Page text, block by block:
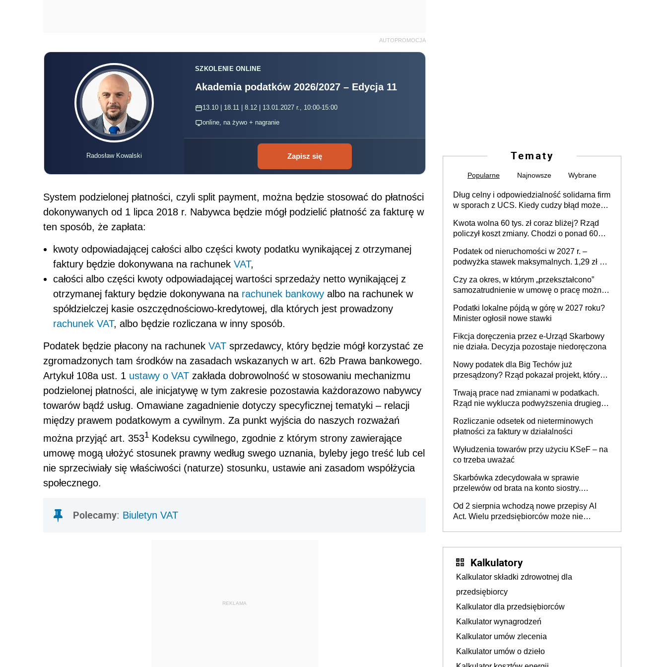
AUTOPROMOCJA
Radosław Kowalski
SZKOLENIE ONLINE
Akademia podatków 2026/2027 – Edycja 11
13.10 | 18.11 | 8.12 | 13.01.2027 r., 10:00-15:00
online, na żywo + nagranie
Zapisz się
System podzielonej płatności, czyli split payment, można będzie stosować do płatności
dokonywanych od 1 lipca 2018 r. Nabywca będzie mógł podzielić płatność za fakturę w
ten sposób, że zapłata:
kwoty odpowiadającej całości albo części kwoty podatku wynikającej z otrzymanej
faktury będzie dokonywana na rachunek VAT,
całości albo części kwoty odpowiadającej wartości sprzedaży netto wynikającej z
otrzymanej faktury będzie dokonywana na rachunek bankowy albo na rachunek w
spółdzielczej kasie oszczędnościowo-kredytowej, dla których jest prowadzony
rachunek VAT, albo będzie rozliczana w inny sposób.
Podatek będzie płacony na rachunek VAT sprzedawcy, który będzie mógł korzystać ze
zgromadzonych tam środków na zasadach wskazanych w art. 62b Prawa bankowego.
Artykuł 108a ust. 1 ustawy o VAT zakłada dobrowolność w stosowaniu mechanizmu
podzielonej płatności, ale inicjatywę w tym zakresie pozostawia każdorazowo nabywcy
towarów bądź usług. Omawiane zagadnienie dotyczy specyficznej tematyki – relacji
między prawem podatkowym a cywilnym. Za punkt wyjścia do naszych rozważań
można przyjąć art. 3531 Kodeksu cywilnego, zgodnie z którym strony zawierające
umowę mogą ułożyć stosunek prawny według swego uznania, byleby jego treść lub cel
nie sprzeciwiały się właściwości (naturze) stosunku, ustawie ani zasadom współżycia
społecznego.
Polecamy: Biuletyn VAT
REKLAMA
Tematy
Popularne Najnowsze Wybrane
Dług celny i odpowiedzialność solidarna firm
w sporach z UCS. Kiedy cudzy błąd może
Kwota wolna 60 tys. zł coraz bliżej? Rząd
policzył koszt zmiany. Chodzi o ponad 60
Podatek od nieruchomości w 2027 r. –
podwyżka stawek maksymalnych. 1,29 zł za
budynków i lokali związanych z
prowadzeniem działalności gospodarczej
Czy za okres, w którym „przekształcono”
samozatrudnienie w umowę o pracę można
umowy cywilnoprawnej jedynym
racjonalnym wyjściem
Podatki lokalne pójdą w górę w 2027 roku?
Minister ogłosił nowe stawki
Fikcja doręczenia przez e-Urząd Skarbowy
nie działa. Decyzja pozostaje niedoręczona
Nowy podatek dla Big Techów już
przesądzony? Rząd pokazał projekt, który
Trwają prace nad zmianami w podatkach.
Rząd nie wyklucza podwyższenia drugiego
Rozliczanie odsetek od nieterminowych
płatności za faktury w działalności
Wyłudzenia towarów przy użyciu KSeF – na
co trzeba uważać
Skarbówka zdecydowała w sprawie
przelewów od brata na konto siostry.
darowizna, ale podatku jednak nie będzie
Od 2 sierpnia wchodzą nowe przepisy AI
Act. Wielu przedsiębiorców może nie
Kalkulatory
Kalkulator składki zdrowotnej dla
przedsiębiorcy
Kalkulator dla przedsiębiorców
Kalkulator wynagrodzeń
Kalkulator umów zlecenia
Kalkulator umów o dzieło